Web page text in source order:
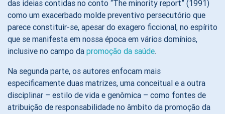
das ideias contidas no conto “The minority report” (1991)
como um exacerbado molde preventivo persecutório que
parece constituir-se, apesar do exagero ficcional, no espírito
que se manifesta em nossa época em vários domínios,
inclusive no campo da promoção da saúde.
Na segunda parte, os autores enfocam mais
especificamente duas matrizes, uma conceitual e a outra
disciplinar – estilo de vida e genômica – como fontes de
atribuição de responsabilidade no âmbito da promoção da